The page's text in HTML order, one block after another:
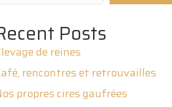
Posts
de reines
rencontres et retrouvailles
propres cires gaufrées